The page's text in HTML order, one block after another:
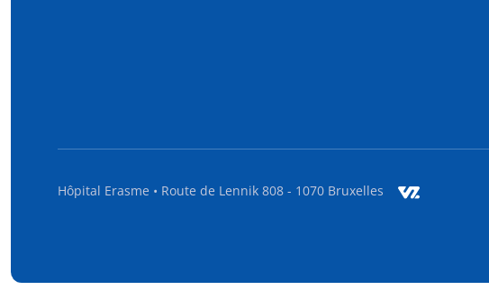
Hôpital Erasme • Route de Lennik 808 - 1070 Bruxelles